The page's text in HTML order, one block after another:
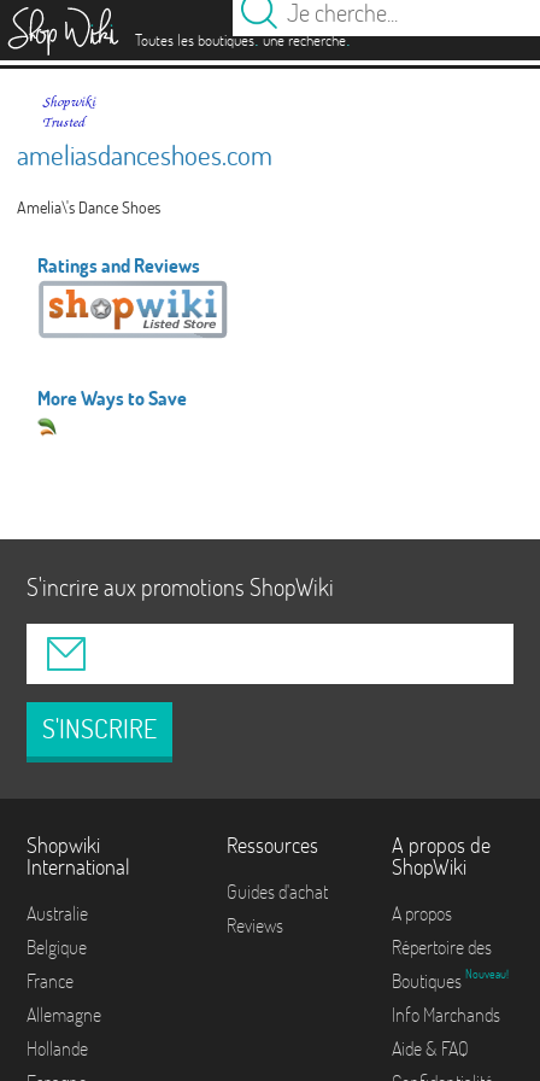
Toutes les boutiques.une recherche.
ameliasdanceshoes.com
Amelia\'s Dance Shoes
Ratings and Reviews
More Ways to Save
S'incrire aux promotions ShopWiki
S'INSCRIRE
Shopwiki
International
Australie
Belgique
France
Allemagne
Hollande
Ressources
Guides d'achat
Reviews
A propos de
ShopWiki
A propos
Répertoire des
Boutiques Nouveau!
Info Marchands
Aide & FAQ